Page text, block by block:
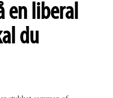
en liberal
du